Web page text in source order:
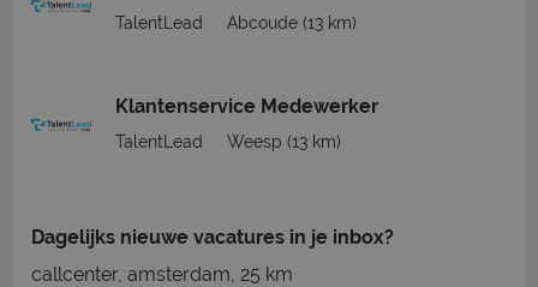
TalentLead Abcoude (13 km)
Klantenservice Medewerker
TalentLead Weesp (13 km)
Dagelijks nieuwe vacatures in je inbox?
callcenter, amsterdam, 25 km